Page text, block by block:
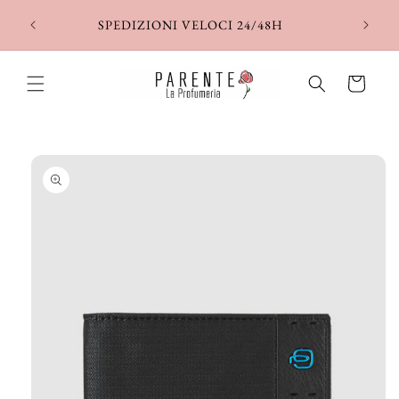
direttamente
SPEDIZIONI VELOCI 24/48H
Carrello
Passa alle
informazioni
sul prodotto